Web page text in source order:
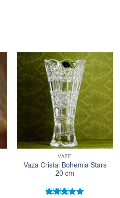
VAZE
Vaza Cristal Bohemia Stars
20 cm